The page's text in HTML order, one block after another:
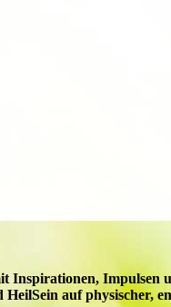
Inspirationen, Impulsen
HeilSein auf physischer,